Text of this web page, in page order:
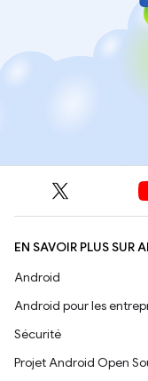
EN SAVOIR PLUS SUR
Android
Android pour les
Sécurité
Projet Android Open